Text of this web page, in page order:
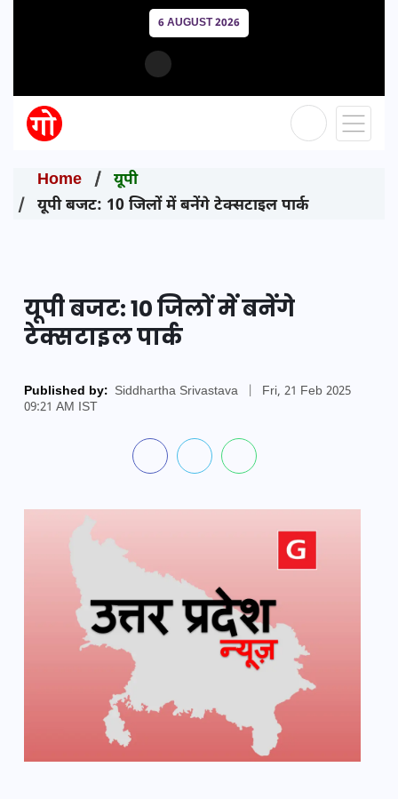
6 AUGUST 2026
Home
यूपी
यूपी बजट: 10 जिलों में बनेंगे टेक्सटाइल पार्क
यूपी बजट: 10 जिलों में बनेंगे
टेक्सटाइल पार्क
Published by: Siddhartha Srivastava
Fri, 21 Feb 2025
09:21 AM IST